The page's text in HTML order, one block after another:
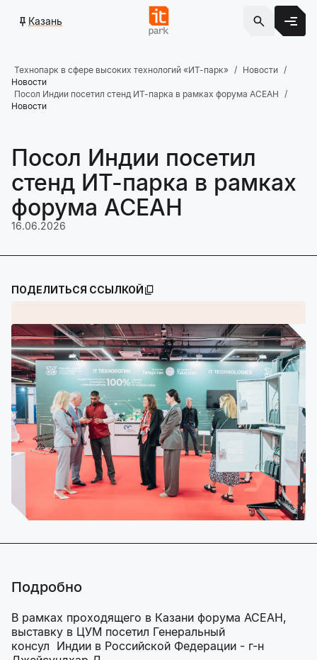
Казань
Технопарк в сфере высоких технологий «ИТ-парк»
Новости
Новости
Посол Индии посетил стенд ИТ-парка в рамках форума АСЕАН
Новости
Посол Индии посетил
стенд ИТ-парка в рамках
форума АСЕАН
16.06.2026
ПОДЕЛИТЬСЯ ССЫЛКОЙ
Подробно
В рамках проходящего в Казани форума АСЕАН,
выставку в ЦУМ посетил Генеральный
консул Индии в Российской Федерации - г-н